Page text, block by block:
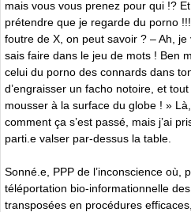
mais vous vous prenez pour qui !?
prétendre que je regarde du porno
foutre de X, on peut savoir ? – Ah, je
sais faire dans le jeu de mots ! Ben
celui du porno des connards dans
d’engraisser un facho notoire, et
mousser à la surface du globe ! »
comment ça s’est passé, mais j’ai
parti.e valser par-dessus la table.
Sonné.e, PPP de l’inconscience où,
téléportation bio-informationnelle
transposées en procédures